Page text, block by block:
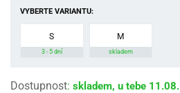
VYBERTE VARIANTU:
S
3 - 5 dní
M
skladem
Dostupnost: skladem, u tebe 11.08.